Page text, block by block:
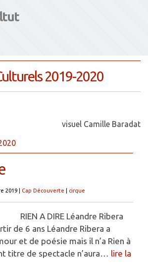
2019-2020
visuel Camille Baradat
2019 Cap Découverte cirque
RIEN A DIRE Léandre Ribera
de 6 ans Léandre Ribera a
et de poésie mais il n’a Rien à
titre de spectacle n’aura… lire la